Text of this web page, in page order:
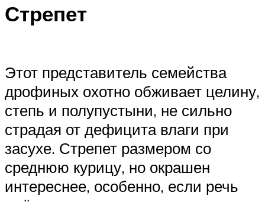
Стрепет
Этот представитель семейства
дрофиных охотно обживает целину,
степь и полупустыни, не сильно
страдая от дефицита влаги при
засухе. Стрепет размером со
среднюю курицу, но окрашен
интереснее, особенно, если речь